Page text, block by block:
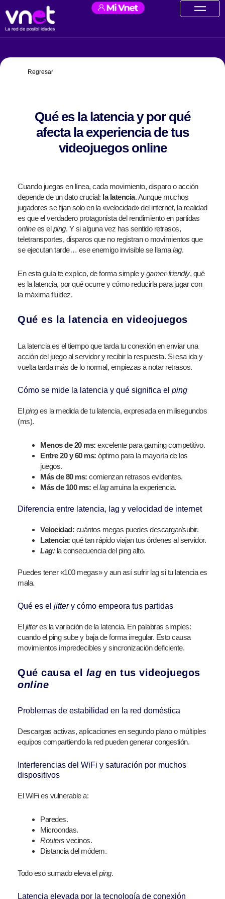
Regresar
Qué es la latencia y por qué
afecta la experiencia de tus
videojuegos online
Cuando juegas en línea, cada movimiento, disparo o acción
depende de un dato crucial: la latencia. Aunque muchos
jugadores se fijan solo en la «velocidad» del internet, la realidad
es que el verdadero protagonista del rendimiento en partidas
onlinees elping. Y si alguna vez has sentido retrasos,
teletransportes, disparos que no registran o movimientos que
se ejecutan tarde… ese enemigo invisible se llamalag.
En esta guía te explico, de forma simple ygamer-friendly, qué
es la latencia, por qué ocurre y cómo reducirla para jugar con
la máxima fluidez.
Qué es la latencia en videojuegos
La latencia es el tiempo que tarda tu conexión en enviar una
acción del juego al servidor y recibir la respuesta. Si esa ida y
vuelta tarda más de lo normal, empiezas a notar retrasos.
Cómo se mide la latencia y qué significa el ping
Elpinges la medida de tu latencia, expresada en milisegundos
(ms).
Menos de 20 ms: excelente para gaming competitivo.
Entre 20 y 60 ms: óptimo para la mayoría de los
juegos.
Más de 80 ms: comienzan retrasos evidentes.
Más de 100 ms: ellagarruina la experiencia.
Diferencia entre latencia, lag y velocidad de internet
Velocidad: cuántos megas puedes descargar/subir.
Latencia: qué tan rápido viajan tus órdenes al servidor.
Lag:la consecuencia del ping alto.
Puedes tener «100 megas» y aun así sufrir lag si tu latencia es
mala.
Qué es el jittery cómo empeora tus partidas
Eljitteres la variación de la latencia. En palabras simples:
cuando el ping sube y baja de forma irregular. Esto causa
movimientos impredecibles y sincronización deficiente.
Qué causa el lag en tus videojuegos
online
Problemas de estabilidad en la red doméstica
Descargas activas, aplicaciones en segundo plano o múltiples
equipos compartiendo la red pueden generar congestión.
Interferencias del WiFi y saturación por muchos
dispositivos
El WiFi es vulnerable a:
Paredes.
Microondas.
Routers vecinos.
Distancia del módem.
Todo eso sumado eleva elping.
Latencia elevada por la tecnología de conexión